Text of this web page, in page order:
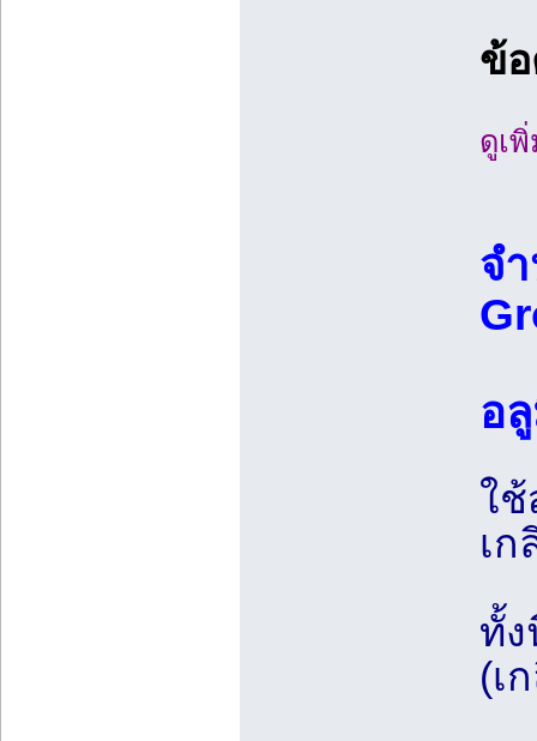
ข้
ดูเ
จ
อ
ใช้
เก
ทั้ง
(เ